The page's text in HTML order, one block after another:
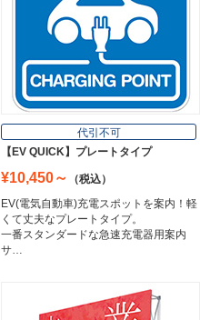
インクジェットメディア
Inkjet Media
看板照明
Lighting Equipment
トラスコ中山
Trusco Nakayama
代引不可
【EV QUICK】プレートタイプ
¥10,450～
（税込）
EV(電気自動車)充電スポットを案内！軽
くて丈夫なプレートタイプ。
一番スタンダードな急速充電器用案内
サ…